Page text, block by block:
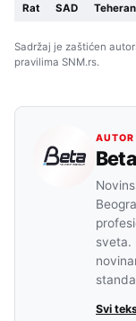
Rat SAD Teheran
Sadržaj je zaštićen
pravilima SNM.rs.
AUTOR
Beta
sveta.
Svi